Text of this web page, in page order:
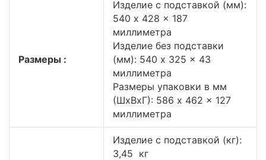
Размеры :
Изделие с подставкой (мм):
540 x 428 x 187
миллиметра
Изделие без подставки
(мм): 540 x 325 x 43
миллиметра
Размеры упаковки в мм
(ШxВxГ): 586 x 462 x 127
миллиметра
Изделие с подставкой (кг):
3,45 кг